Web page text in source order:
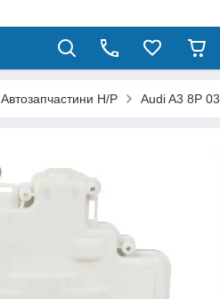
Автозапчастини Н/Р Audi A3 8P